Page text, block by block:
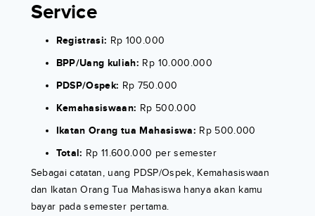
Service
Registrasi: Rp 100.000
BPP/Uang kuliah: Rp 10.000.000
PDSP/Ospek: Rp 750.000
Kemahasiswaan: Rp 500.000
Ikatan Orang tua Mahasiswa: Rp 500.000
Total: Rp 11.600.000 per semester
Sebagai catatan, uang PDSP/Ospek, Kemahasiswaan
dan Ikatan Orang Tua Mahasiswa hanya akan kamu
bayar pada semester pertama.